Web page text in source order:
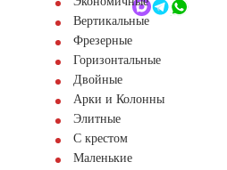
Обратный звонок
Вертикальные
Фрезерные
Горизонтальные
Двойные
Арки и Колонны
Элитные
С крестом
Маленькие